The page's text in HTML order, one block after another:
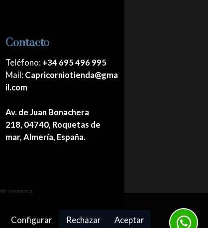
Contacto
Teléfono: +34 695 496 995
Mail: Capricorniotienda@gma
il.com
Av. de Juan Bonachera
218, 04740, Roquetas de
mar, Almería, España.
compra
Configurar Rechazar Aceptar